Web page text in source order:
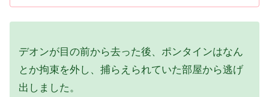
デオンが目の前から去った後、ポンタインはなん
とか拘束を外し、捕らえられていた部屋から逃げ
出しました。